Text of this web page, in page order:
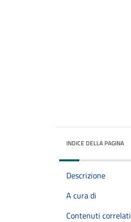
INDICE DELLA PAGINA
Descrizione
A cura di
Contenuti correlati